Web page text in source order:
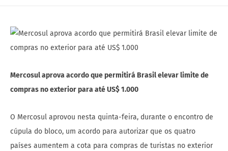
Mercosul aprova acordo que permitirá Brasil elevar limite de
compras no exterior para até US$ 1.000
O Mercosul aprovou nesta quinta-feira, durante o encontro de
cúpula do bloco, um acordo para autorizar que os quatro
países aumentem a cota para compras de turistas no exterior